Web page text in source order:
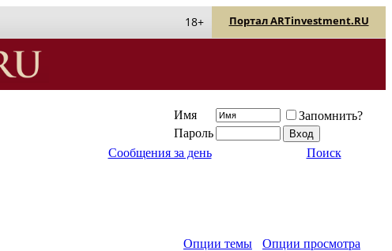
Портал ARTinvestment.RU
18+
Имя
Запомнить?
Пароль
Сообщения за день Поиск
Опции темы
Опции просмотра